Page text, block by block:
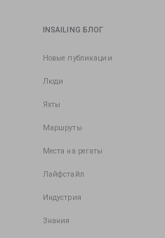
INSAILING БЛОГ
Новые публикации
Люди
Яхты
Маршруты
Места на регаты
Лайфстайл
Индустрия
Знания